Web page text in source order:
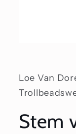
modaal
Loe Van
Stem